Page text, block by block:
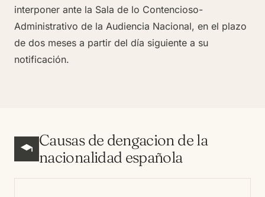
interponer ante la Sala de lo Contencioso-
Administrativo de la Audiencia Nacional, en el plazo
de dos meses a partir del día siguiente a su
notificación.
Causas de dengacion de la
nacionalidad española